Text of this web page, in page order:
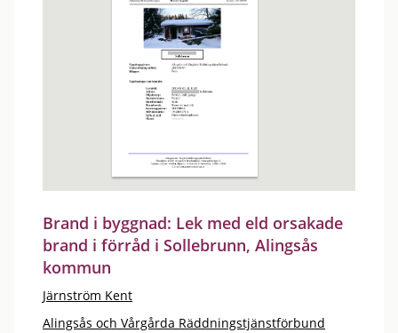
Brand i byggnad: Lek med eld orsakade
brand i förråd i Sollebrunn, Alingsås
kommun
Järnström Kent
Alingsås och Vårgårda Räddningstjänstförbund